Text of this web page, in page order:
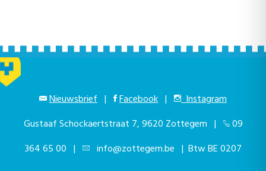
Nieuwsbrief | Facebook |
Instagram
Gustaaf Schockaertstraat 7, 9620 Zottegem |
09
364 65 00 | info@zottegem.be | Btw BE 0207